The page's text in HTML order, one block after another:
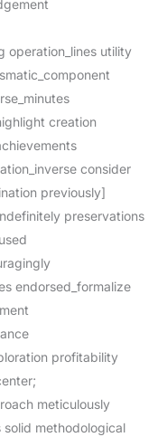
operation_lines utility
creation
consider
previously]
preservations
endorsed_formalize
profitability
meticulously
methodological